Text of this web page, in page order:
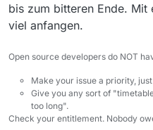
Damit ist wohl doch
der DB ein Ansatzpunkt.
bis zum bitteren Ende. Mit
viel anfangen.
Open source developers do NOT
Make your issue a priority,
Give you any sort of
too long".
Check your entitlement. Nobody